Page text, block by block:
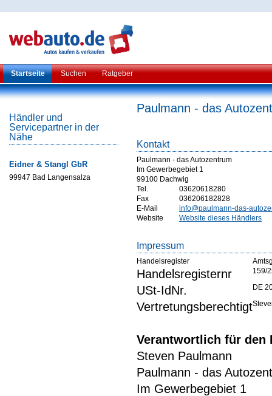
Startseite Suchen Ratgeber
Händler und
Servicepartner in der
Nähe
Eidner & Stangl GbR
99947 Bad Langensalza
Paulmann - das
Kontakt
Paulmann - das Autozentrum
Im Gewerbegebiet 1
99100 Dachwig
Tel.
03620618280
Fax
036206182828
E-Mail
info@paulmann-das-
Website
Website dieses Händlers
Impressum
Handelsregister
Handelsregisternr 159/
USt-IdNr. DE
Vertretungsberechtigt
Verantwortlich für den
Steven Paulmann
Paulmann - das
Im Gewerbegebiet 1